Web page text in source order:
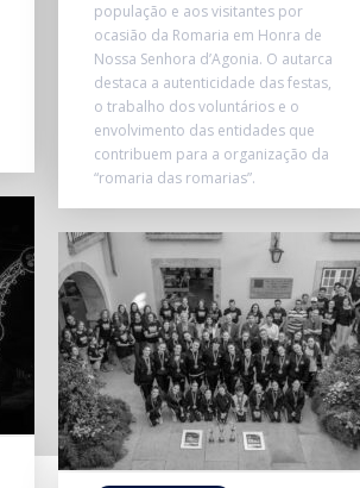
população e aos visitantes por
ocasião da Romaria em Honra de
Nossa Senhora d’Agonia. O autarca
destaca a autenticidade das festas,
o trabalho dos voluntários e o
envolvimento das entidades que
contribuem para a organização da
“romaria das romarias”.